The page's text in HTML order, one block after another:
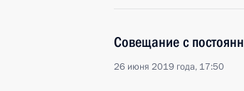
Совещание с
26 июня 2019 года, 17:50